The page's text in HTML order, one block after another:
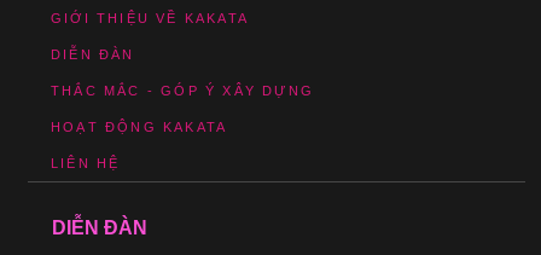
GIỚI THIỆU VỀ KAKATA
DIỄN ĐÀN
THẮC MẮC - GÓP Ý XÂY DỰNG
HOẠT ĐỘNG KAKATA
LIÊN HỆ
DIỄN ĐÀN